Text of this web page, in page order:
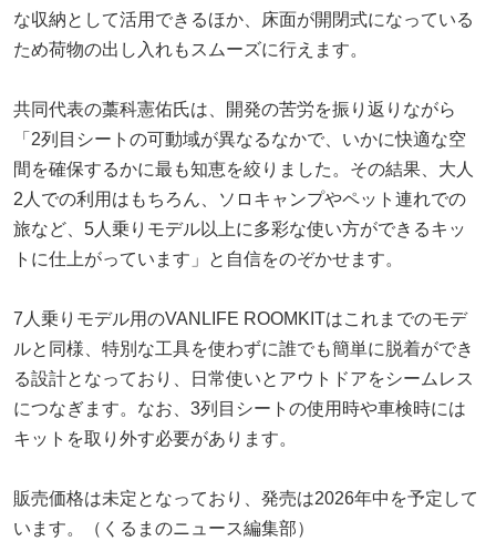
な収納として活用できるほか、床面が開閉式になっている
ため荷物の出し入れもスムーズに行えます。
共同代表の藁科憲佑氏は、開発の苦労を振り返りながら
「2列目シートの可動域が異なるなかで、いかに快適な空
間を確保するかに最も知恵を絞りました。その結果、大人
2人での利用はもちろん、ソロキャンプやペット連れでの
旅など、5人乗りモデル以上に多彩な使い方ができるキッ
トに仕上がっています」と自信をのぞかせます。
7人乗りモデル用のVANLIFE ROOMKITはこれまでのモデ
ルと同様、特別な工具を使わずに誰でも簡単に脱着ができ
る設計となっており、日常使いとアウトドアをシームレス
につなぎます。なお、3列目シートの使用時や車検時には
キットを取り外す必要があります。
販売価格は未定となっており、発売は2026年中を予定して
います。（くるまのニュース編集部）